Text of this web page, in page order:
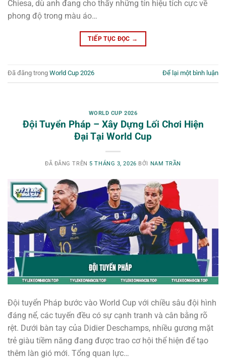
Chiesa, dù anh đang cho thấy những tín hiệu tích cực về
phong độ trong màu áo…
TIẾP TỤC ĐỌC →
Đã đăng trong World Cup 2026 Để lại một bình luận
WORLD CUP 2026
Đội Tuyển Pháp – Xây Dựng Lối Chơi Hiện
Đại Tại World Cup
ĐÃ ĐĂNG TRÊN 5 THÁNG 3, 2026 BỞI NAM TRẦN
Đội tuyển Pháp bước vào World Cup với chiều sâu đội hình
đáng nể, các tuyến đều có sự cạnh tranh và cân bằng rõ
rệt. Dưới bàn tay của Didier Deschamps, nhiều gương mặt
trẻ giàu tiềm năng đang được trao cơ hội thể hiện để tạo
thêm làn gió mới. Tổng quan lực…